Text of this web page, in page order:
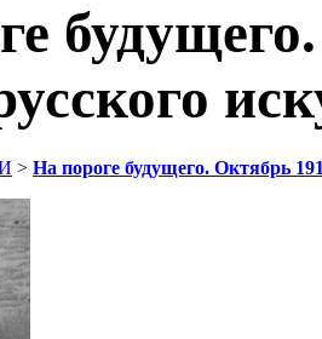
> На пороге будущего. Октябрь